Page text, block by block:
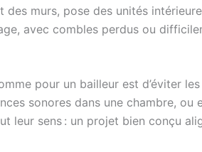
murs, pose des unités
avec combles perdus ou
pour un bailleur est d’éviter
sonores dans une chambre, ou
leur sens : un projet bien conçu